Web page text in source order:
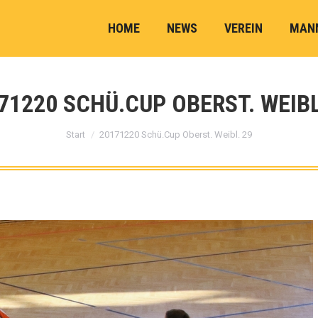
HOME NEWS VEREIN
SCHÜ.CUP OBERST.
Sie befinden sich hier:
Start 20171220 Schü.Cup Oberst. Weibl. 29